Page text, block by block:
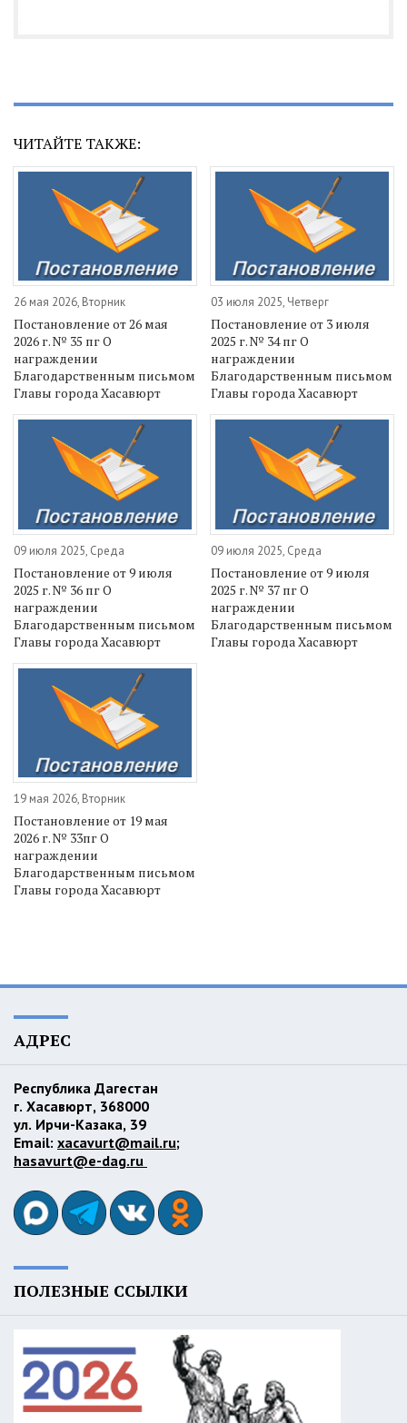
ЧИТАЙТЕ ТАКЖЕ:
26 мая 2026, Вторник
Постановление от 26 мая
2026 г. № 35 пг О
награждении
Благодарственным письмом
Главы города Хасавюрт
03 июля 2025, Четверг
Постановление от 3 июля
2025 г. № 34 пг О
награждении
Благодарственным письмом
Главы города Хасавюрт
09 июля 2025, Среда
Постановление от 9 июля
2025 г. № 36 пг О
награждении
Благодарственным письмом
Главы города Хасавюрт
09 июля 2025, Среда
Постановление от 9 июля
2025 г. № 37 пг О
награждении
Благодарственным письмом
Главы города Хасавюрт
19 мая 2026, Вторник
Постановление от 19 мая
2026 г. № 33пг О
награждении
Благодарственным письмом
Главы города Хасавюрт
АДРЕС
Республика Дагестан
г. Хасавюрт, 368000
ул. Ирчи-Казака, 39
Email: xacavurt@mail.ru;
hasavurt@e-dag.ru
ПОЛЕЗНЫЕ ССЫЛКИ